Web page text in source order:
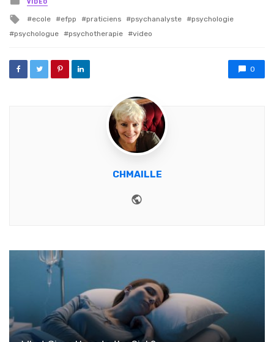
VIDEO
Tagged with
ecole efpp praticiens psychanalyste
psychologie
psychologue
psychotherapie video
0
CHMAILLE